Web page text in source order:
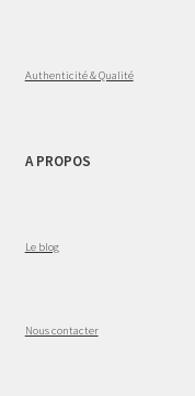
Authenticité & Qualité
A PROPOS
Le blog
Nous contacter